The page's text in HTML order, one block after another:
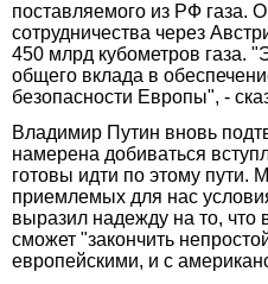
поставляемого из РФ газа.
сотрудничества через
450 млрд кубометров газа.
общего вклада в
безопасности Европы", -
Владимир Путин вновь
намерена добиваться
готовы идти по этому пути.
приемлемых для нас
выразил надежду на то,
сможет "закончить
европейскими, и с